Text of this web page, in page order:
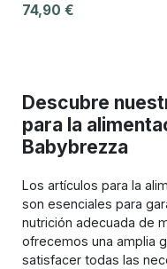
74,90 €
Descubre
para la
Babybrezza
Los artículos para la
son esenciales para
nutrición adecuada de
ofrecemos una amplia
satisfacer todas las